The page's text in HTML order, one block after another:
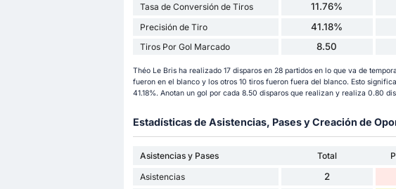
Tasa de Conversión de Tiros 11.76%
Precisión de Tiro 41.18%
Tiros Por Gol Marcado 8.50
Théo Le Bris ha realizado 17 disparos en 28 partidos en lo que va de
fueron en el blanco y los otros 10 tiros fueron fuera del blanco. Esto
41.18%. Anotan un gol por cada 8.50 disparos que realizan y realiza 0.80
Estadísticas de Asistencias, Pases y Creación de
Asistencias y Pases Total
Asistencias
2